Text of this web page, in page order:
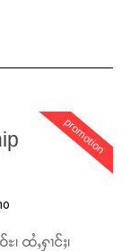
ပေႃးတေၸွ
။
promotion
ထႆႇႁၢင်ႈ၊